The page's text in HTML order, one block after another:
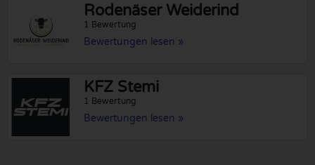
Rodenäser Weiderind
1 Bewertung
Bewertungen lesen »
KFZ Stemi
1 Bewertung
Bewertungen lesen »